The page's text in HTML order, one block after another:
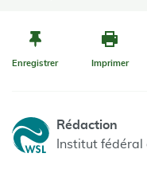
Enregistrer Imprimer
Rédaction
Institut fédéral